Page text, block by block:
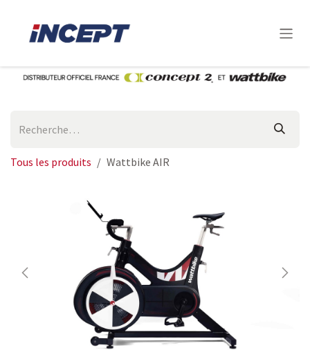
Tous les produits Wattbike AIR